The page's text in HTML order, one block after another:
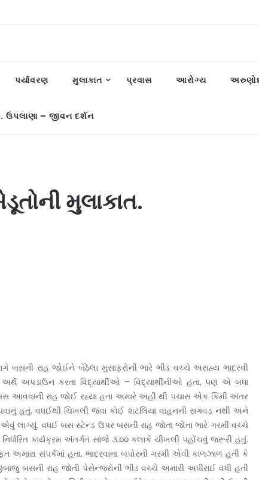
પર્યાવરણ મુલાકાત પ્રવાસ આરોગ્ય
– જીવન દર્શન
મુલાકાત.
બસની રાહ જોઈને બેઠેલા મુસાફરોની ભારે ભીડ વચ્ચે અસહ્ય ભાદરવી
અપડાઉન કરતા વિદ્યાર્થીઓ – વિદ્યાર્થીનીઓ હતા, પણ એ બધા
આવવાની રાહ જોઈ રહ્યા હતા અમારે અહી થી પચાસ એક કિમી અંતર
હતું. વધઈથી ચિખલી જવા કોઈ શટલિયા વાહનની સગવડ નથી અને
લાગ્યું. વધઈ બસ સ્ટેન્ડ ઉપર બસની રાહ જોતા જોતા ભારે ગરમી વચ્ચે
કાર્યક્રમ અંતર્ગત સાંજે ૩.૦૦ કલાકે ચીખલી પહોંચવું જરૂરી હતું.
અમારા સંપર્કમાં હતા. ભાદરવાના બપોરની ગરમી એવી કાળઝાળ હતી કે
બસની રાહ જોતી પેસેન્જરોની ભીડ વચ્ચે અમારી અધીરાઈ વધી હતી